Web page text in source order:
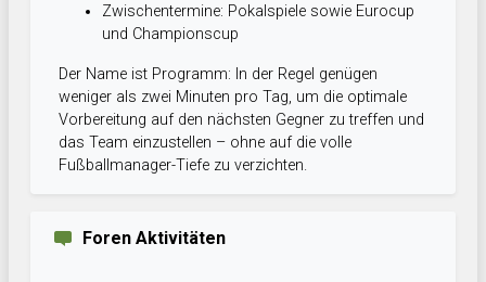
Zwischentermine: Pokalspiele sowie Eurocup
und Championscup
Der Name ist Programm: In der Regel genügen
weniger als zwei Minuten pro Tag, um die optimale
Vorbereitung auf den nächsten Gegner zu treffen und
das Team einzustellen – ohne auf die volle
Fußballmanager-Tiefe zu verzichten.
Foren Aktivitäten